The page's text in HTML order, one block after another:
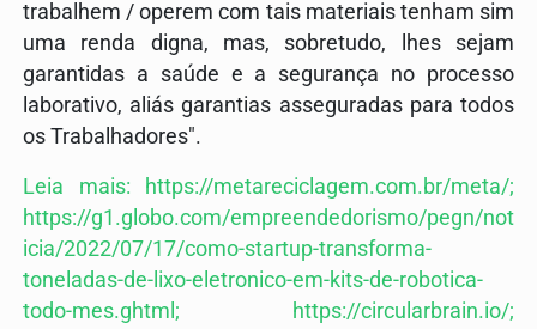
trabalhem / operem com tais materiais tenham sim
uma renda digna, mas, sobretudo, lhes sejam
garantidas a saúde e a segurança no processo
laborativo, aliás garantias asseguradas para todos
os Trabalhadores".
Leia mais: https://metareciclagem.com.br/meta/;
https://g1.globo.com/empreendedorismo/pegn/not
icia/2022/07/17/como-startup-transforma-
toneladas-de-lixo-eletronico-em-kits-de-robotica-
todo-mes.ghtml; https://circularbrain.io/;